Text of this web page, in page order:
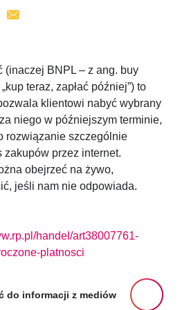
(inaczej BNPL – z ang. buy
teraz, zapłać później”) to
klientowi nabyć wybrany
niego w późniejszym terminie,
rozwiązanie szczególnie
zakupów przez internet.
obejrzeć na żywo,
jeśli nam nie odpowiada.
handel/art38007761-
platnosci
do informacji z mediów